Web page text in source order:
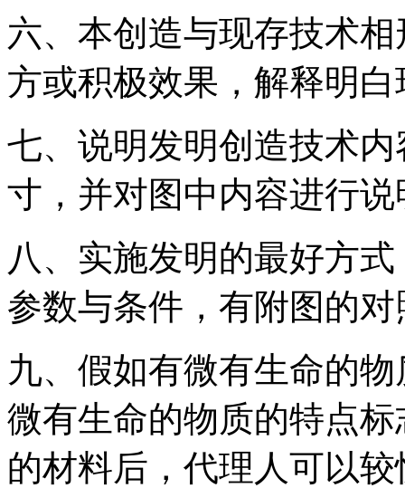
六、本创造与现存技术
方或积极效果，解释明
七、说明发明创造技术
寸，并对图中内容进行说
八、实施发明的最好方
参数与条件，有附图的
九、假如有微有生命的
微有生命的物质的特点
的材料后，代理人可以